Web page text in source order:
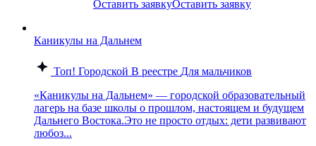
Оставить заявкуОставить заявку
Каникулы на Дальнем
Топ! Городской В реестре Для мальчиков
«Каникулы на Дальнем» — городской образовательный
лагерь на базе школы о прошлом, настоящем и будущем
Дальнего Востока.Это не просто отдых: дети развивают
любоз...